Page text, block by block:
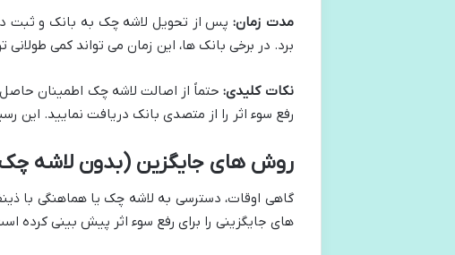
مدت زمان:
برد. در برخی بانک ها، این زمان می تواند کمی طولانی تر و تا 10 روز کاری نیز به
نکات کلیدی:حتماً از اصالت لاشه چک اطمینان
رفع سوء اثر را از متصدی بانک دریافت نمایید. این
روش های جایگزین (بدون لاشه چک): (1 هفته تا 1 سال یا
گاهی اوقات، دسترسی به لاشه چک یا هماهنگی با
های جایگزینی را برای رفع سوء اثر پیش بینی کرده